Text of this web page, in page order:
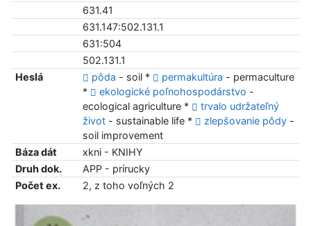
631.41
631.147:502.131.1
631:504
502.131.1
Heslá
pôda - soil * permakultúra - permaculture
*
ekologické poľnohospodárstvo -
ecological agriculture *
trvalo udržateľný
život- sustainable life * zlepšovanie pôdy-
soil improvement
Báza dát
xkni - KNIHY
Druh dok.
APP - prírucky
Počet ex.
2, z toho voľných 2